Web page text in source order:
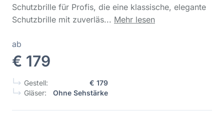
Schutzbrille für Profis, die eine klassische, elegante
Schutzbrille mit zuverläs... Mehr lesen
ab
€ 179
Gestell:
€ 179
Gläser:
Ohne Sehstärke